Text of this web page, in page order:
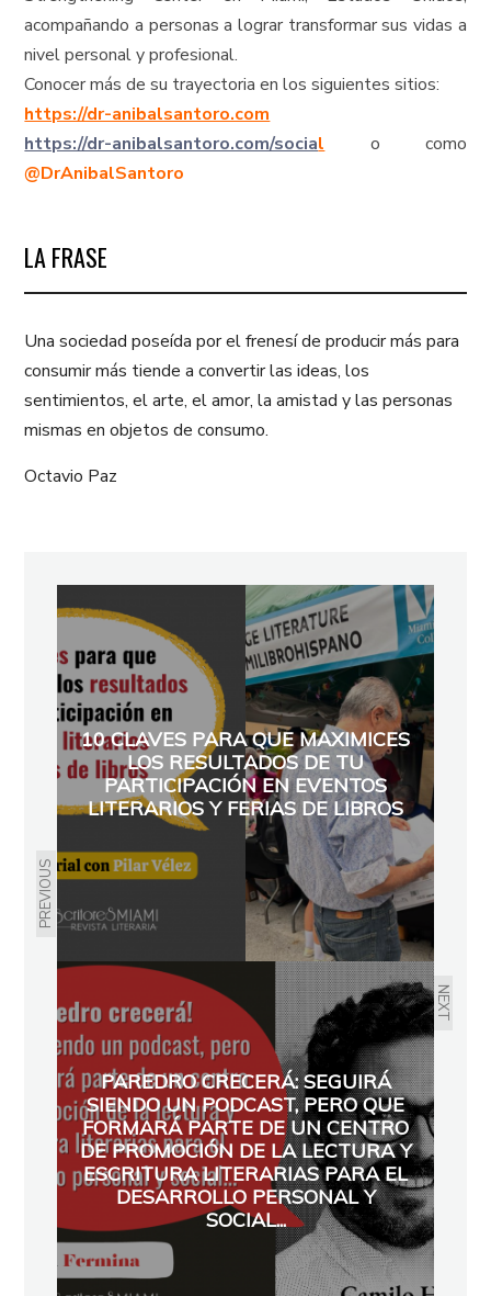
acompañando a personas a lograr transformar sus vidas a
nivel personal y profesional.
Conocer más de su trayectoria en los siguientes sitios:
https://dr-anibalsantoro.com
https://dr-anibalsantoro.com/social o como
@DrAnibalSantoro
LA FRASE
Una sociedad poseída por el frenesí de producir más para
consumir más tiende a convertir las ideas, los
sentimientos, el arte, el amor, la amistad y las personas
mismas en objetos de consumo.
Octavio Paz
PREVIOUS
10 CLAVES PARA QUE MAXIMICES
LOS RESULTADOS DE TU
PARTICIPACIÓN EN EVENTOS
LITERARIOS Y FERIAS DE LIBROS
NEXT
PAREDRO CRECERÁ: SEGUIRÁ
SIENDO UN PODCAST, PERO QUE
FORMARÁ PARTE DE UN CENTRO
DE PROMOCIÓN DE LA LECTURA Y
ESCRITURA LITERARIAS PARA EL
DESARROLLO PERSONAL Y
SOCIAL...